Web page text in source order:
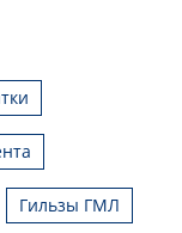
Гильзы ГМЛ